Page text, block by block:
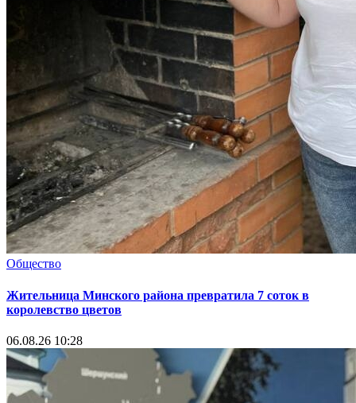
Общество
Жительница Минского района превратила 7 соток в
королевство цветов
06.08.26 10:28